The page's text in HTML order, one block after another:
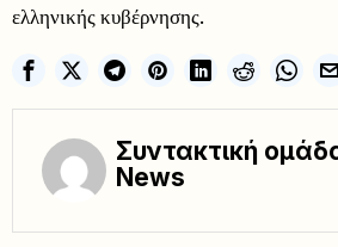
ελληνικής κυβέρνησης.
Συντακτική
News